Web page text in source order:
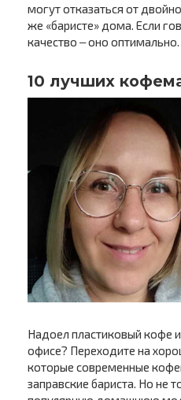
могут отказаться от
же «баристе» дома. Если
качество ‒ оно оптимально.
10 лучших
Надоел пластиковый кофе
офисе? Переходите на
которые современные
заправские бариста. Но не